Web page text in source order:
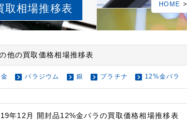
相場推移表 HOME >
他の買取価格相場推移表
金 パラジウム 銀 プラチナ 12%金パラ
年12月 開封品12%金パラの買取価格相場推移表